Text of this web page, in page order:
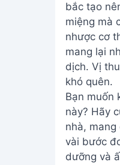
bắc tạo
miệng mà
nhược cơ
mang lại
dịch. Vị
khó quên.
Bạn muốn
này? Hãy
nhà,
vài bước
dưỡng và